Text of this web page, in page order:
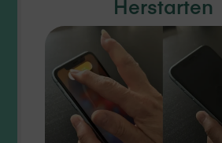
Herstarten